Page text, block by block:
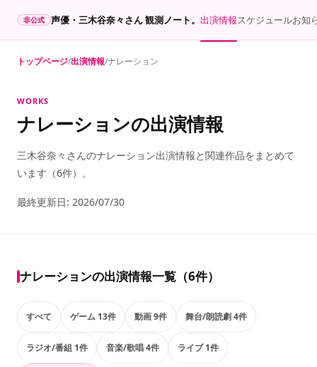
非公式 声優・三木谷奈々さん 観測ノート。 出演情報スケジュールお知
トップページ 出演情報 ナレーション
WORKS
ナレーションの出演情報
三木谷奈々さんのナレーション出演情報と関連作品をまとめて
います（6件）。
最終更新日: 2026/07/30
ナレーションの出演情報一覧（6件）
すべて ゲーム 13件 動画 9件 舞台/朗読劇 4件
ラジオ/番組 1件 音楽/歌唱 4件 ライブ 1件